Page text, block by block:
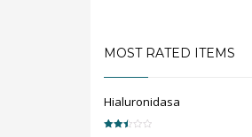
MOST RATED ITEMS
Hialuronidasa